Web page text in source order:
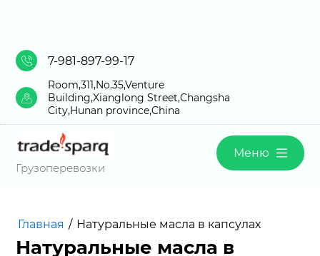
7-981-897-99-17
Room,311,No.35,Venture
Building,Xianglong Street,Changsha
City,Hunan province,China
Грузоперевозки
Меню
Главная / Натуральные масла в капсулах
Натуральные масла в